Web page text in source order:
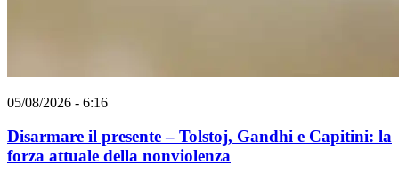
05/08/2026 - 6:16
Disarmare il presente – Tolstoj, Gandhi e Capitini: la
forza attuale della nonviolenza